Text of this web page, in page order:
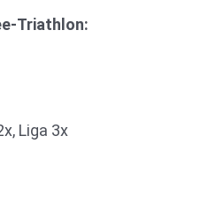
Triathlon:
Liga 3x